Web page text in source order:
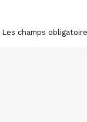
Les champs